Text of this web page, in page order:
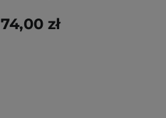
74,00 zł